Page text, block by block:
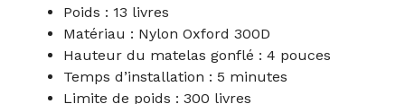
Poids : 13 livres
Matériau : Nylon Oxford 300D
Hauteur du matelas gonflé : 4 pouces
Temps d’installation : 5 minutes
Limite de poids : 300 livres